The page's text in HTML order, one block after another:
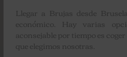
Llegar a Brujas desde
económico. Hay varias
aconsejable por tiempo es
que elegimos nosotras.